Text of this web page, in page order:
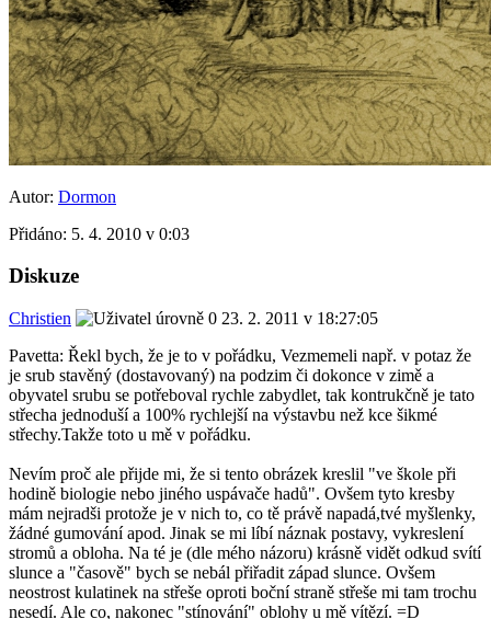
Autor: Dormon
Přidáno: 5. 4. 2010 v 0:03
Diskuze
Christien
23. 2. 2011 v 18:27:05
Pavetta: Řekl bych, že je to v pořádku, Vezmemeli např. v potaz že
je srub stavěný (dostavovaný) na podzim či dokonce v zimě a
obyvatel srubu se potřeboval rychle zabydlet, tak kontrukčně je tato
střecha jednoduší a 100% rychlejší na výstavbu než kce šikmé
střechy.Takže toto u mě v pořádku.
Nevím proč ale přijde mi, že si tento obrázek kreslil "ve škole při
hodině biologie nebo jiného uspávače hadů". Ovšem tyto kresby
mám nejradši protože je v nich to, co tě právě napadá,tvé myšlenky,
žádné gumování apod. Jinak se mi líbí náznak postavy, vykreslení
stromů a obloha. Na té je (dle mého názoru) krásně vidět odkud svítí
slunce a "časově" bych se nebál přiřadit západ slunce. Ovšem
neostrost kulatinek na střeše oproti boční straně střeše mi tam trochu
nesedí. Ale co, nakonec "stínování" oblohy u mě vítězí. =D